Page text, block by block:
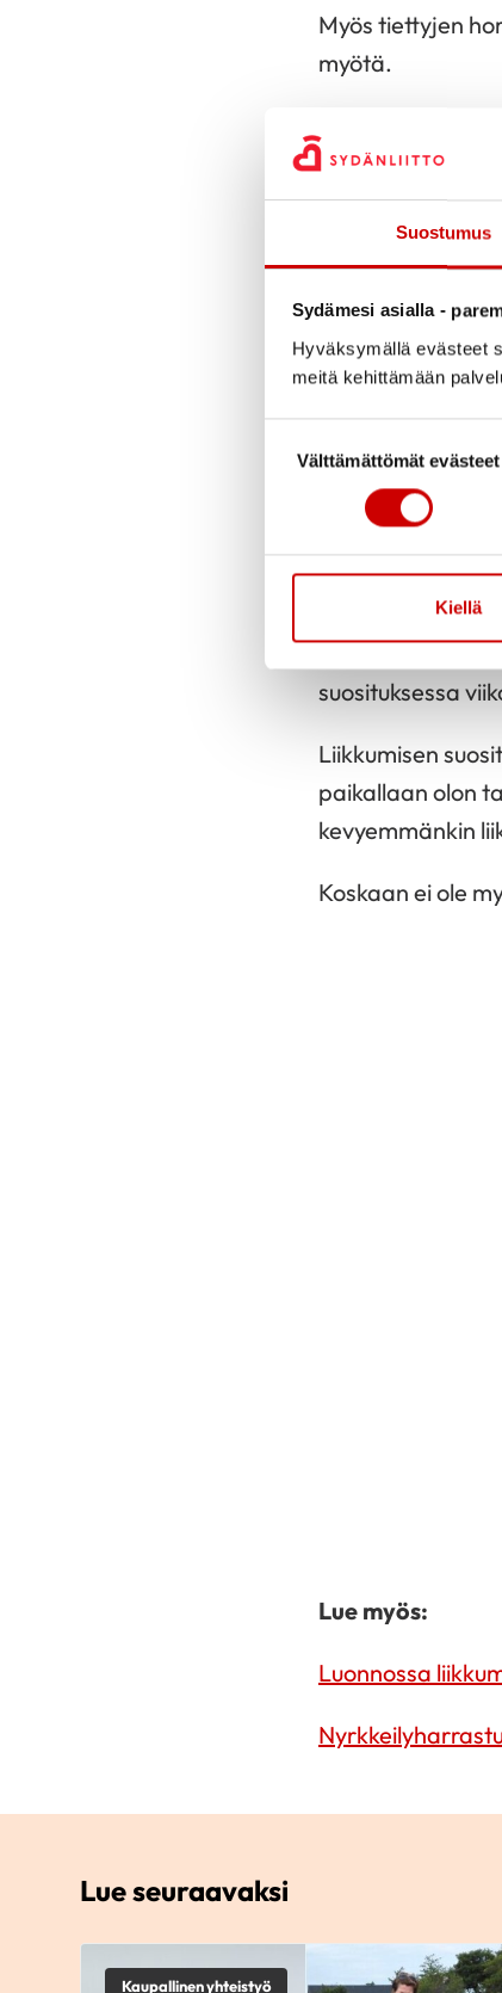
Suostumus
Sydämesi asialla -
Hyväksymällä evästeet
meitä kehittämään
Välttämättömät evästeet
Kiellä
Myös tiettyjen
myötä.
nopeutumista.
Lihakset
yleensä
harjoitellessa tai
saattavat
Liikunnan
pyöräily juna-
Viikossa kertyy
suosituksessa
Liikkumisen
paikallaan olon
kevyemmänkin
Koskaan ei ole
Lue myös:
Luonnossa
Lue seuraavaksi
Kaupallinen yhteistyö